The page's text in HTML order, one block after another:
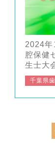
2024年
腔保健
生士大
千葉県